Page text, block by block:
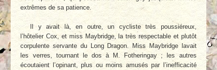
ex­trêmes de sa patience.
Il y avait là, en outre, un cycliste très poussiéreux,
l’hôtelier Cox, et miss Maybridge, la très respectable et plutôt
corpulente ser­vante du Long Dragon. Miss Maybridge lavait
les verres, tournant le dos à M. Fotheringay ; les autres
écoutaient l’opinant, plus ou moins amusés par l’inefficacité